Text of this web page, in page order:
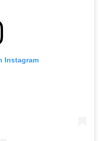
Instagram